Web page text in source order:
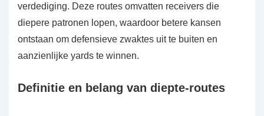
verdediging. Deze routes omvatten receivers die
diepere patronen lopen, waardoor betere kansen
ontstaan om defensieve zwaktes uit te buiten en
aanzienlijke yards te winnen.
Definitie en belang van diepte-routes